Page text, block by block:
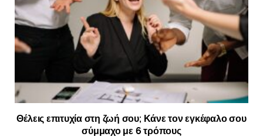
Θέλεις επιτυχία στη ζωή σου; Κάνε τον εγκέφαλο σου
σύμμαχο με 6 τρόπους